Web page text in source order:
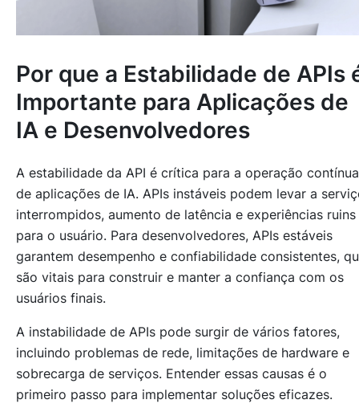
Por que a Estabilidade de APIs
Importante para Aplicações de
IA e Desenvolvedores
A estabilidade da API é crítica para a operação contínua
de aplicações de IA. APIs instáveis podem levar a
interrompidos, aumento de latência e experiências ruins
para o usuário. Para desenvolvedores, APIs estáveis
garantem desempenho e confiabilidade consistentes,
são vitais para construir e manter a confiança com os
usuários finais.
A instabilidade de APIs pode surgir de vários fatores,
incluindo problemas de rede, limitações de hardware e
sobrecarga de serviços. Entender essas causas é o
primeiro passo para implementar soluções eficazes.